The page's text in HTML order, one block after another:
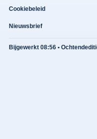
Cookiebeleid
Nieuwsbrief
Bijgewerkt 08:56 •